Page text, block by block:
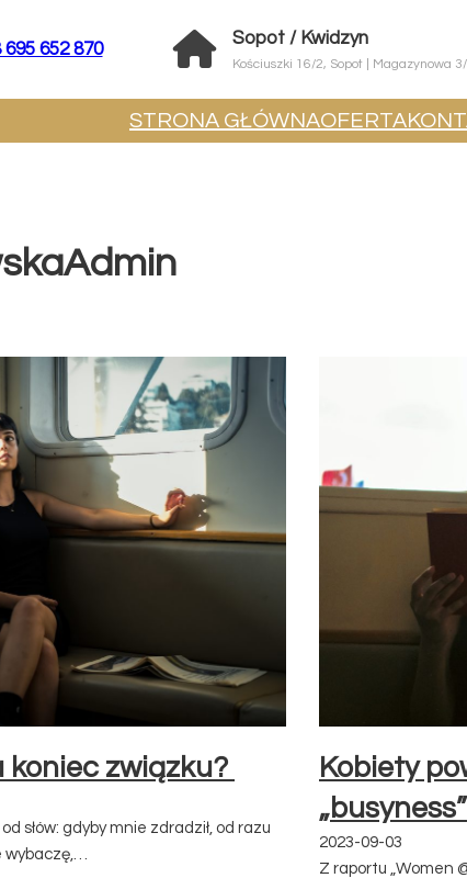
695 652 870
Sopot / Kwidzyn
Kościuszki 16/2, Sopot | Magazynowa
STRONA GŁÓWNAOFERTA
koniec związku?
słów: gdyby mnie zdradził, od razu
wybaczę,…
Kobiety
„busyness”
2023-09-03
Z raportu „Women